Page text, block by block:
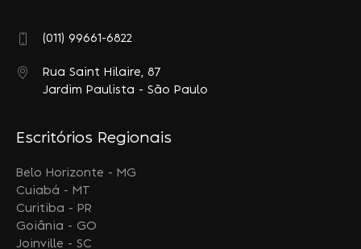
(011) 99661-6822
Rua Saint Hilaire, 87
Jardim Paulista - São Paulo
Escritórios Regionais
Belo Horizonte - MG
Cuiabá - MT
Curitiba - PR
Goiânia - GO
Joinville - SC